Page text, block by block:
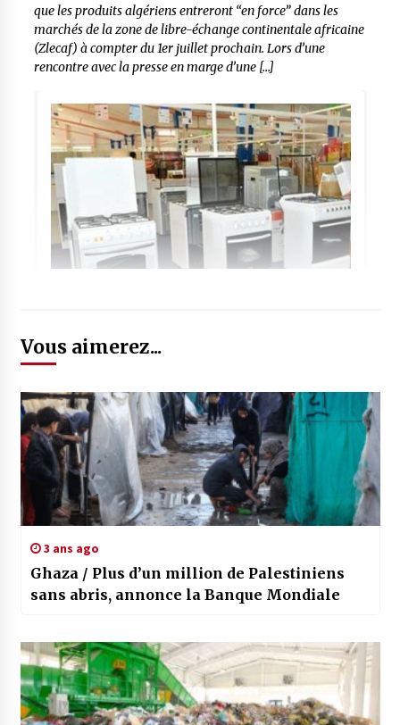
que les produits algériens entreront “en force” dans les
marchés de la zone de libre-échange continentale africaine
(Zlecaf) à compter du 1er juillet prochain. Lors d’une
rencontre avec la presse en marge d’une […]
Vous aimerez...
3 ans ago
Ghaza / Plus d’un million de Palestiniens
sans abris, annonce la Banque Mondiale